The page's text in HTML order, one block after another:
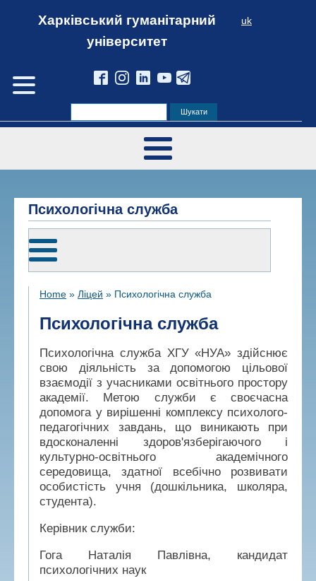
Харківський гуманітарний
університет
uk
Психологічна служба
Home » Ліцей » Психологічна служба
Психологічна служба
Психологічна служба ХГУ «НУА» здійснює
свою діяльність за допомогою цільової
взаємодії з учасниками освітнього простору
академії. Метою служби є своєчасна
допомога у вирішенні комплексу психолого-
педагогічних завдань, що виникають при
вдосконаленні здоров'язберігаючого і
культурно-освітнього академічного
середовища, здатної всебічно розвивати
особистість учня (дошкільника, школяра,
студента).
Керівник служби:
Гога Наталія Павлівна, кандидат
психологічних наук